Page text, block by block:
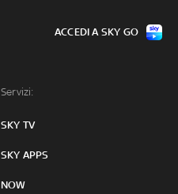
Servizi:
SKY TV
SKY APPS
NOW
ACCEDI A SKY GO